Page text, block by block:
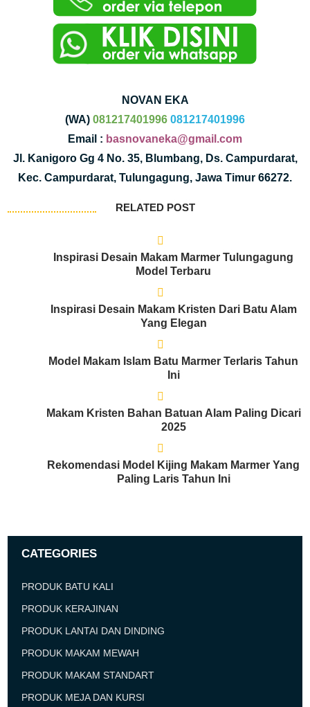
NOVAN EKA
(WA) 081217401996 081217401996
Email : basnovaneka@gmail.com
Jl. Kanigoro Gg 4 No. 35, Blumbang, Ds. Campurdarat,
Kec. Campurdarat, Tulungagung, Jawa Timur 66272.
RELATED POST
Inspirasi Desain Makam Marmer Tulungagung
Model Terbaru
Inspirasi Desain Makam Kristen Dari Batu Alam
Yang Elegan
Model Makam Islam Batu Marmer Terlaris Tahun
Ini
Makam Kristen Bahan Batuan Alam Paling Dicari
2025
Rekomendasi Model Kijing Makam Marmer Yang
Paling Laris Tahun Ini
CATEGORIES
PRODUK BATU KALI
PRODUK KERAJINAN
PRODUK LANTAI DAN DINDING
PRODUK MAKAM MEWAH
PRODUK MAKAM STANDART
PRODUK MEJA DAN KURSI